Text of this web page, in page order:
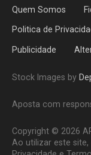
Quem Somos
Politica de
Publicidade
Stock Images by
Aposta com
Copyright © 2026
Ao utilizar este